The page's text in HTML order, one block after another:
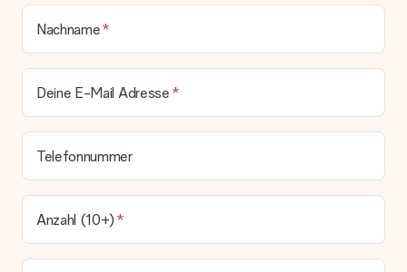
Nachname
Deine E-Mail Adresse
Telefonnummer
Anzahl (10+)